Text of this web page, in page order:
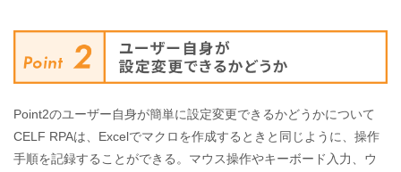
Point2のユーザー自身が簡単に設定変更できるかどうかについて
CELF RPAは、Excelでマクロを作成するときと同じように、操作
手順を記録することができる。マウス操作やキーボード入力、ウ